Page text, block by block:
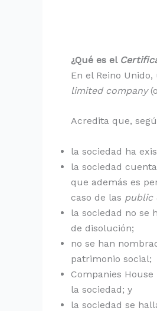
¿Qué es el
En el Reino Unido,
limited company
Acredita que,
la sociedad ha
la sociedad
que además es
caso de las public
la sociedad no se
de disolución;
no se han
patrimonio social;
Companies
la sociedad; y
la sociedad se